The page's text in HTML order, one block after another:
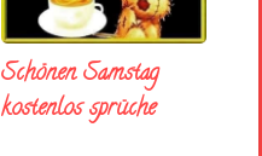
Schönen Samstag
kostenlos sprüche